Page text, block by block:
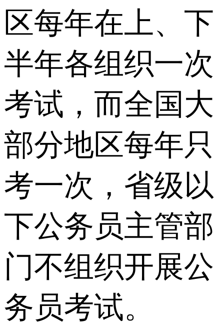
区每年在上、下
半年各组织一次
考试，而全国大
部分地区每年只
考一次，省级以
下公务员主管部
门不组织开展公
务员考试。